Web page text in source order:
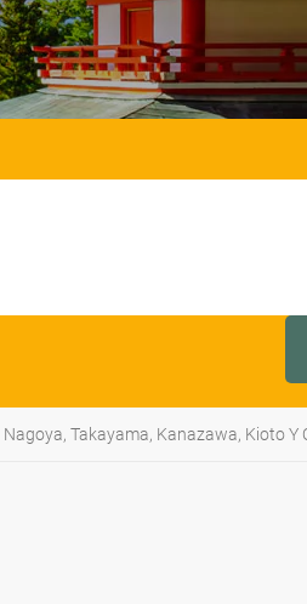
Nagoya, Takayama, Kanazawa, Kioto Y